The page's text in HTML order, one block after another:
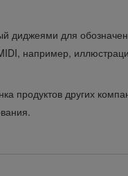
для
например,
продуктов других